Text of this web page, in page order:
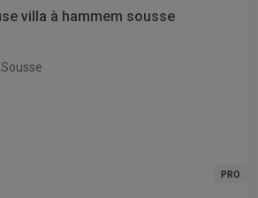
villa à hammem sousse
Sousse
PRO